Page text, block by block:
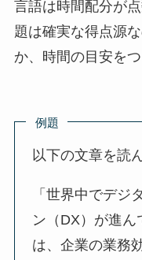
言語は時間配分が
題は確実な得点源
か、時間の目安を
例題
以下の文章を読
「世界中でデジ
ン（DX）が進
は、企業の業務